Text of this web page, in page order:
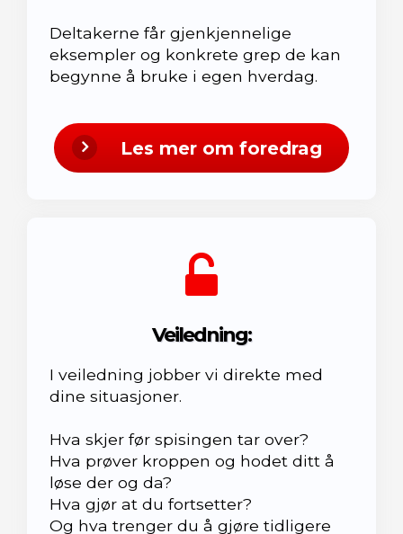
Deltakerne får gjenkjennelige
eksempler og konkrete grep de kan
begynne å bruke i egen hverdag.
Les mer om foredrag
Veiledning:
I veiledning jobber vi direkte med
dine situasjoner.
Hva skjer før spisingen tar over?
Hva prøver kroppen og hodet ditt å
løse der og da?
Hva gjør at du fortsetter?
Og hva trenger du å gjøre tidligere